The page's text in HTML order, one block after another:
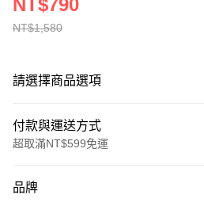
NT$1,580
NT$790
請選擇商品選項
付款與運送方式
超取滿NT$599免運
信用卡一次付款
品牌